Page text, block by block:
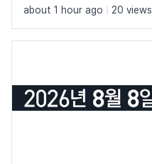
about 1 hour ago 20 views